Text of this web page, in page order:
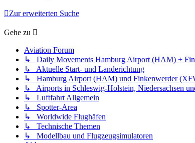
Zur erweiterten Suche
Gehe zu
Aviation Forum
↳ Daily Movements Hamburg Airport (HAM) +
↳ Aktuelle Start- und Landerichtung
↳ Hamburg Airport (HAM) und Finkenwerder
↳ Airports in Schleswig-Holstein, Niedersachsen
↳ Luftfahrt Allgemein
↳ Spotter-Area
↳ Worldwide Flughäfen
↳ Technische Themen
↳ Modellbau und Flugzeugsimulatoren